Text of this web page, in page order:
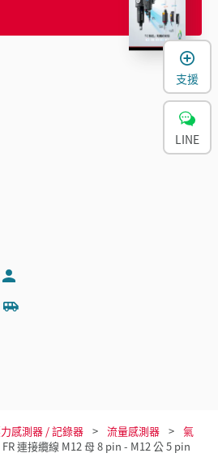
感測器 / 記錄器 流量感測器
氣
FR 連接纜線 M12 母 8 pin - M12 公 5 pin
支援
LINE